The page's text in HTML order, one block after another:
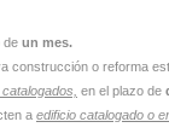
de un mes.
construcción o reforma
en el plazo de
a edificio catalogado o